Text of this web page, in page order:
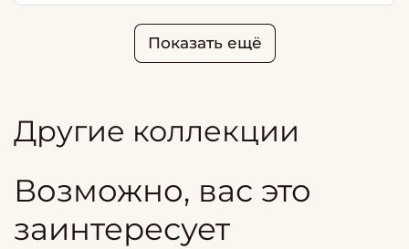
Показать ещё
Другие коллекции
Возможно, вас это
заинтересует